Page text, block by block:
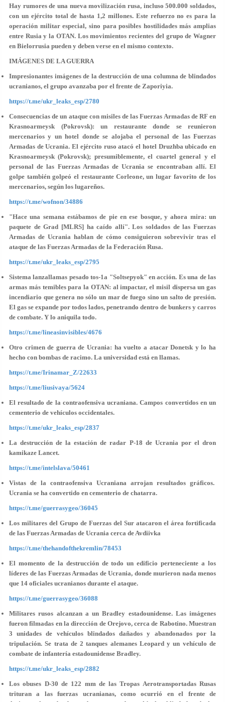
Hay rumores de una nueva movilización rusa, incluso 500.000 soldados,
con un ejército total de hasta 1,2 millones. Este refuerzo no es para la
operación militar especial, sino para posibles hostilidades más amplias
entre Rusia y la OTAN. Los movimientos recientes del grupo de Wagner
en Bielorrusia pueden y deben verse en el mismo contexto.
IMÁGENES DE LA GUERRA
Impresionantes imágenes de la destrucción de una columna de blindados
ucranianos, el grupo avanzaba por el frente de Zaporiyia.
https://t.me/ukr_leaks_esp/2780
Consecuencias de un ataque con misiles de las Fuerzas Armadas de RF en
Krasnoarmeysk (Pokrovsk): un restaurante donde se reunieron
mercenarios y un hotel donde se alojaba el personal de las Fuerzas
Armadas de Ucrania. El ejército ruso atacó el hotel Druzhba ubicado en
Krasnoarmeysk (Pokrovsk); presumiblemente, el cuartel general y el
personal de las Fuerzas Armadas de Ucrania se encontraban allí. El
golpe también golpeó el restaurante Corleone, un lugar favorito de los
mercenarios, según los lugareños.
https://t.me/wofnon/34886
"Hace una semana estábamos de pie en ese bosque, y ahora mira: un
paquete de Grad [MLRS] ha caído allí". Los soldados de las Fuerzas
Armadas de Ucrania hablan de cómo consiguieron sobrevivir tras el
ataque de las Fuerzas Armadas de la Federación Rusa.
https://t.me/ukr_leaks_esp/2795
Sistema lanzallamas pesado tos-1a "Soltsepyok" en acción. Es una de las
armas más temibles para la OTAN: al impactar, el misil dispersa un gas
incendiario que genera no sólo un mar de fuego sino un salto de presión.
El gas se expande por todos lados, penetrando dentro de bunkers y carros
de combate. Y lo aniquila todo.
https://t.me/lineasinvisibles/4676
Otro crimen de guerra de Ucrania: ha vuelto a atacar Donetsk y lo ha
hecho con bombas de racimo. La universidad está en llamas.
https://t.me/Irinamar_Z/22633
https://t.me/liusivaya/5624
El resultado de la contraofensiva ucraniana. Campos convertidos en un
cementerio de vehículos occidentales.
https://t.me/ukr_leaks_esp/2837
La destrucción de la estación de radar P-18 de Ucrania por el dron
kamikaze Lancet.
https://t.me/intelslava/50461
Vistas de la contraofensiva Ucraniana arrojan resultados gráficos.
Ucrania se ha convertido en cementerio de chatarra.
https://t.me/guerrasygeo/36045
Los militares del Grupo de Fuerzas del Sur atacaron el área fortificada
de las Fuerzas Armadas de Ucrania cerca de Avdiivka
https://t.me/thehandofthekremlin/78453
El momento de la destrucción de todo un edificio perteneciente a los
líderes de las Fuerzas Armadas de Ucrania, donde murieron nada menos
que 14 oficiales ucranianos durante el ataque.
https://t.me/guerrasygeo/36088
Militares rusos alcanzan a un Bradley estadounidense. Las imágenes
fueron filmadas en la dirección de Orejovo, cerca de Rabotino. Muestran
3 unidades de vehículos blindados dañados y abandonados por la
tripulación. Se trata de 2 tanques alemanes Leopard y un vehículo de
combate de infantería estadounidense Bradley.
https://t.me/ukr_leaks_esp/2882
Los obuses D-30 de 122 mm de las Tropas Aerotransportadas Rusas
trituran a las fuerzas ucranianas, como ocurrió en el frente de